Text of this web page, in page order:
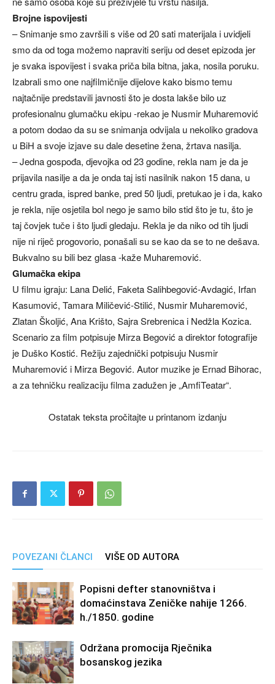
Brojne ispovijesti
– Snimanje smo završili s više od 20 sati materijala i uvidjeli
smo da od toga možemo napraviti seriju od deset epizoda jer
je svaka ispovijest i svaka priča bila bitna, jaka, nosila poruku.
Izabrali smo one najfilmičnije dijelove kako bismo temu
najtačnije predstavili javnosti što je dosta lakše bilo uz
profesionalnu glumačku ekipu -rekao je Nusmir Muharemović
a potom dodao da su se snimanja odvijala u nekoliko gradova
u BiH a svoje izjave su dale desetine žena, žrtava nasilja.
– Jedna gospođa, djevojka od 23 godine, rekla nam je da je
prijavila nasilje a da je onda taj isti nasilnik nakon 15 dana, u
centru grada, ispred banke, pred 50 ljudi, pretukao je i da, kako
je rekla, nije osjetila bol nego je samo bilo stid što je tu, što je
taj čovjek tuče i što ljudi gledaju. Rekla je da niko od tih ljudi
nije ni riječ progovorio, ponašali su se kao da se to ne dešava.
Bukvalno su bili bez glasa -kaže Muharemović.
Glumačka ekipa
U filmu igraju: Lana Delić, Faketa Salihbegović-Avdagić, Irfan
Kasumović, Tamara Miličević-Stilić, Nusmir Muharemović,
Zlatan Školjić, Ana Krišto, Sajra Srebrenica i Nedžla Kozica.
Scenario za film potpisuje Mirza Begović a direktor fotografije
je Duško Kostić. Režiju zajednički potpisuju Nusmir
Muharemović i Mirza Begović. Autor muzike je Ernad Bihorac,
a za tehničku realizaciju filma zadužen je „AmfiTeatar“.
Ostatak teksta pročitajte u printanom izdanju
POVEZANI ČLANCI VIŠE OD AUTORA
Popisni defter stanovništva i
domaćinstava Zeničke nahije 1266.
h./1850. godine
Održana promocija Rječnika
bosanskog jezika